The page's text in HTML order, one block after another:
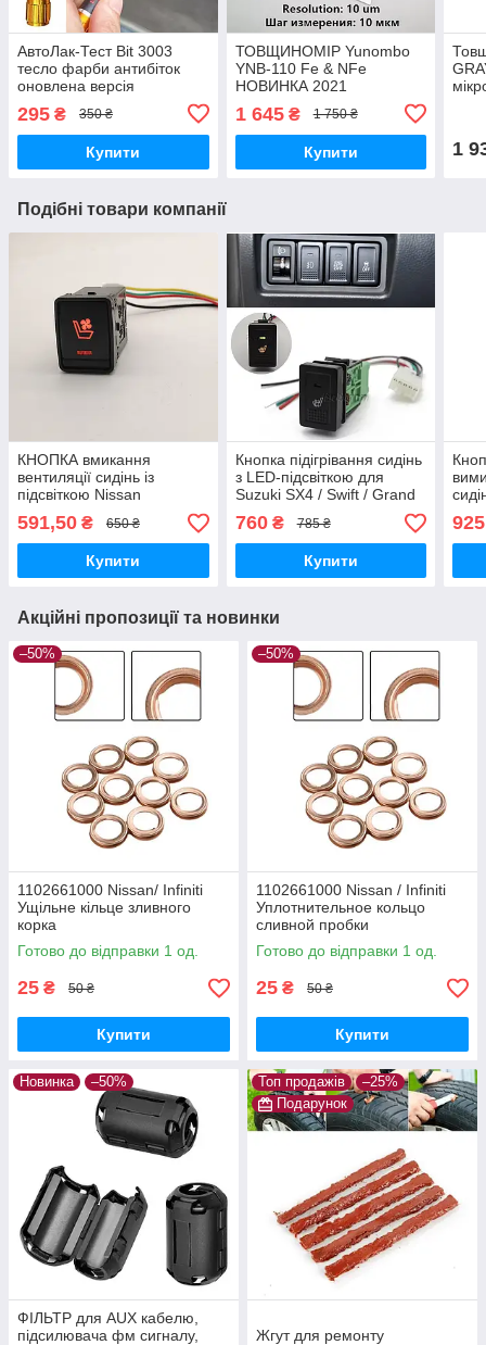
АвтоЛак-Тест Bit 3003
тесло фарби антибіток
оновлена версія
295 ₴ 350 ₴
Купити
ТОВЩИНОМІР Yunombo
YNB-110 Fe & NFe
НОВИНКА 2021
1 645₴ 1 750 ₴
Купити 1
Подібні товари компанії
КНОПКА вмикання
вентиляції сидінь із
підсвіткою Nissan
591,50 ₴ 650 ₴
Купити
Кнопка підігрівання сидінь
з LED-підсвіткою для
Suzuki SX4 / Swift / Grand
Vitara (2010–2014)
760₴ 785 ₴
Купити
925
Акційні пропозиції та новинки
–50%
1102661000 Nissan/ Infiniti
Ущільне кільце зливного
корка
Готово до відправки 1 од.
25 ₴ 50 ₴
Купити
–50%
1102661000 Nissan / Infiniti
Уплотнительное кольцо
сливной пробки
Готово до відправки 1 од.
25 ₴ 50 ₴
Купити
Новинка –50%
ФІЛЬТР для AUX кабелю,
підсилювача фм сигналу,
Топ продажів
–25%
Подарунок
Жгут для ремонту